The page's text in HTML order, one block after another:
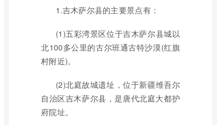
1.吉木萨尔县的主要景点有：
(1)五彩湾景区位于吉木萨尔县城以
北100多公里的古尔班通古特沙漠(红旗
村附近)。
(2)北庭故城遗址，位于新疆维吾尔
自治区吉木萨尔县，是唐代北庭大都护
府院址。